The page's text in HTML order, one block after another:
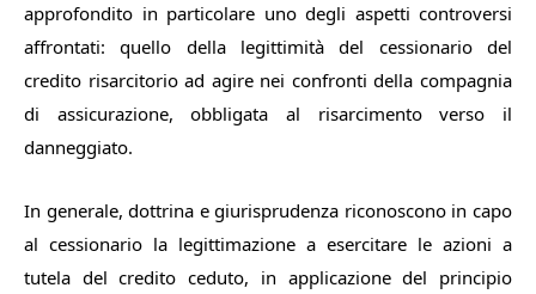
approfondito in particolare uno degli aspetti controversi
affrontati: quello della legittimità del cessionario del
credito risarcitorio ad agire nei confronti della compagnia
di assicurazione, obbligata al risarcimento verso il
danneggiato.
In generale, dottrina e giurisprudenza riconoscono in capo
al cessionario la legittimazione a esercitare le azioni a
tutela del credito ceduto, in applicazione del principio